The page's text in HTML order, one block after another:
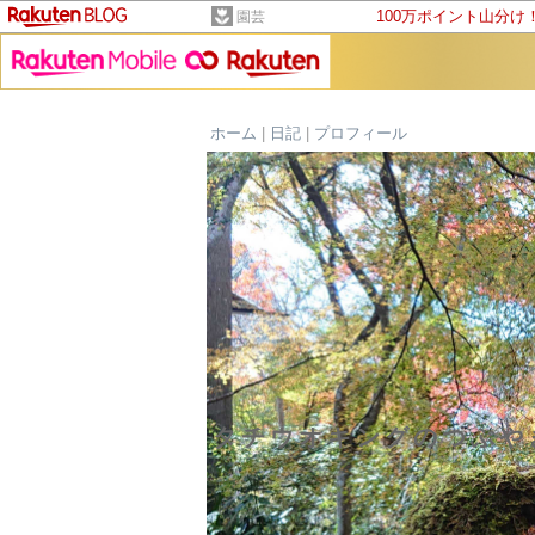
園芸 100万ポイント山分け
ホーム 日記 プロフィール
タチウオキングのつぶや